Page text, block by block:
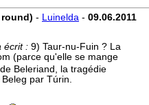
round) - Luinelda - 09.06.2011
écrit : 9) Taur-nu-Fuin ? La
(parce qu'elle se mange
Beleriand, la tragédie
par Túrin.